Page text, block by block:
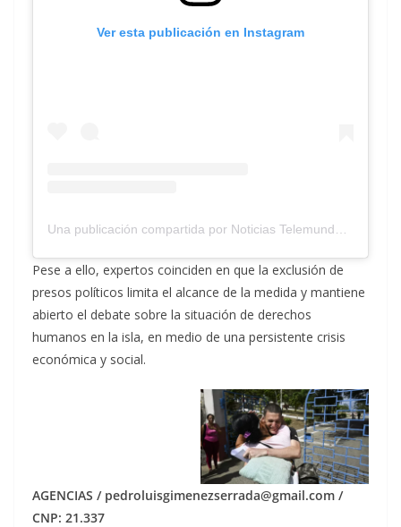
Ver esta publicación en Instagram
Una publicación compartida por Noticias Telemundo (@noticiastelemundo)
Pese a ello, expertos coinciden en que la exclusión de
presos políticos limita el alcance de la medida y mantiene
abierto el debate sobre la situación de derechos
humanos en la isla, en medio de una persistente crisis
económica y social.
AGENCIAS / pedroluisgimenezserrada@gmail.com /
CNP: 21.337